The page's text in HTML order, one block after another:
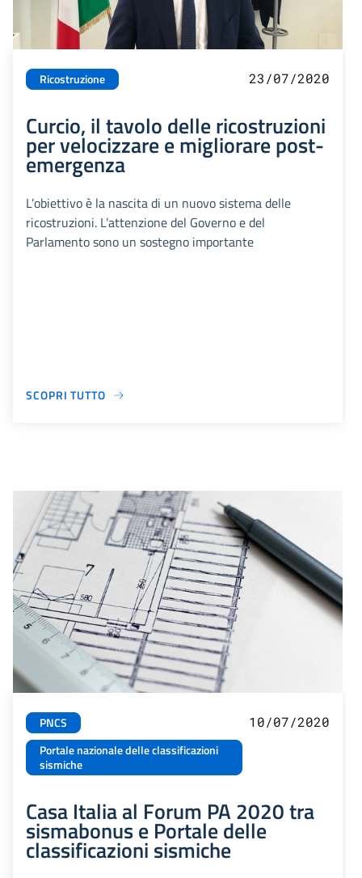
Ricostruzione 23/07/2020
Curcio, il tavolo delle ricostruzioni
per velocizzare e migliorare post-
emergenza
L’obiettivo è la nascita di un nuovo sistema delle
ricostruzioni. L’attenzione del Governo e del
Parlamento sono un sostegno importante
SCOPRI TUTTO
PNCS
Portale nazionale delle classificazioni
sismiche
10/07/2020
Casa Italia al Forum PA 2020 tra
sismabonus e Portale delle
classificazioni sismiche